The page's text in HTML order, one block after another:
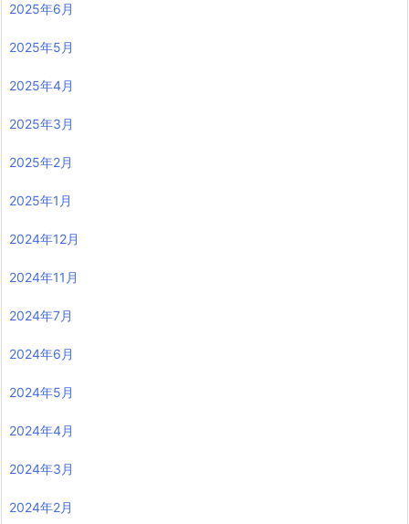
2025年6月
2025年5月
2025年4月
2025年3月
2025年2月
2025年1月
2024年12月
2024年11月
2024年7月
2024年6月
2024年5月
2024年4月
2024年3月
2024年2月